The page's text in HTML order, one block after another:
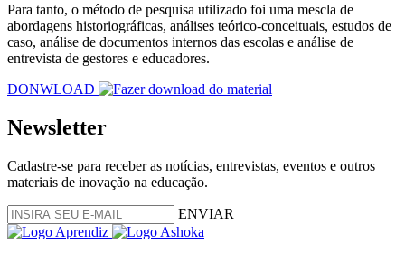
Para tanto, o método de pesquisa utilizado foi uma mescla de
abordagens historiográficas, análises teórico-conceituais, estudos de
caso, análise de documentos internos das escolas e análise de
entrevista de gestores e educadores.
DONWLOAD
Newsletter
Cadastre-se para receber as notícias, entrevistas, eventos e outros
materiais de inovação na educação.
ENVIAR